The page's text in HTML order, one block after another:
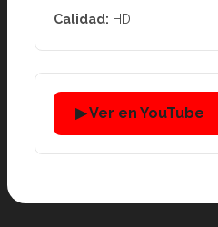
Calidad: HD
▶ Ver en YouTube